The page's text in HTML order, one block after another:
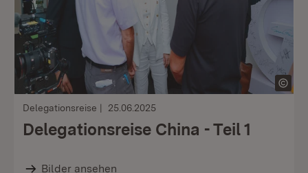
Delegationsreise 25.06.2025
Delegationsreise China - Teil 1
Bilder ansehen